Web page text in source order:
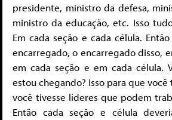
presidente, ministro da defesa,
ministro da educação, etc. Isso
Em cada seção e cada célula.
encarregado, o encarregado disso,
em cada seção e em cada célula.
estou chegando? Isso para que
você tivesse líderes que podem
Então cada seção e célula